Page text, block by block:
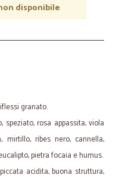
disponibile
granato.
rosa appassita, viola
mirtillo, ribes nero, cannella,
pietra focaia e humus.
acidita, buona struttura,